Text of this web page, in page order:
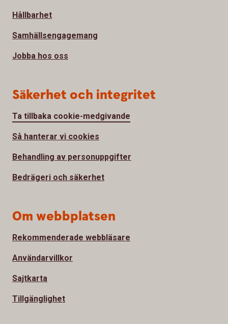
Hållbarhet
Samhällsengagemang
Jobba hos oss
Säkerhet och integritet
Ta tillbaka cookie-medgivande
Så hanterar vi cookies
Behandling av personuppgifter
Bedrägeri och säkerhet
Om webbplatsen
Rekommenderade webbläsare
Användarvillkor
Sajtkarta
Tillgänglighet